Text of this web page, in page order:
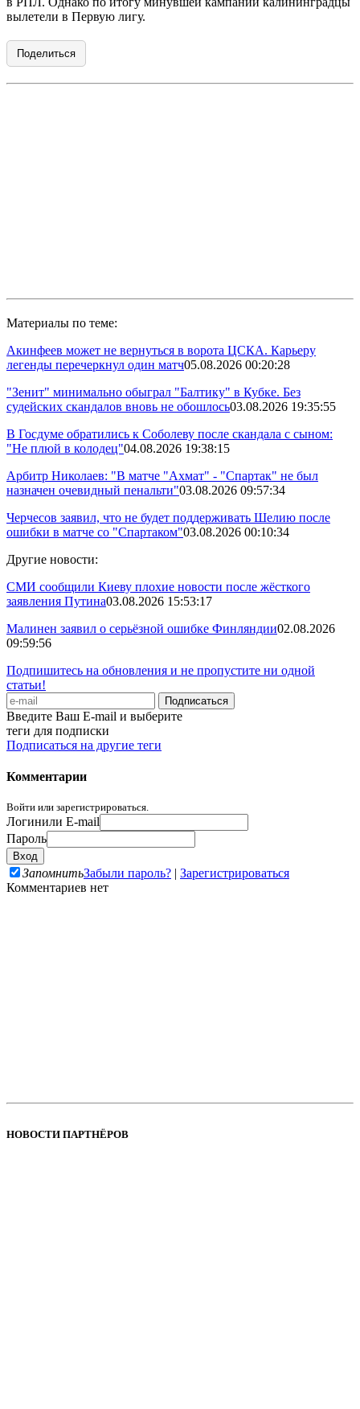
вылетели в Первую лигу.
Поделиться
Материалы по теме:
Акинфеев может не вернуться в ворота ЦСКА. Карьеру
легенды перечеркнул один матч05.08.2026 00:20:28
"Зенит" минимально обыграл "Балтику" в Кубке. Без
судейских скандалов вновь не обошлось03.08.2026 19:35:55
В Госдуме обратились к Соболеву после скандала с сыном:
"Не плюй в колодец"04.08.2026 19:38:15
Арбитр Николаев: "В матче "Ахмат" - "Спартак" не был
назначен очевидный пенальти"03.08.2026 09:57:34
Черчесов заявил, что не будет поддерживать Шелию после
ошибки в матче со "Спартаком"03.08.2026 00:10:34
Другие новости:
СМИ сообщили Киеву плохие новости после жёсткого
заявления Путина03.08.2026 15:53:17
Малинен заявил о серьёзной ошибке Финляндии02.08.2026
09:59:56
Подпишитесь на обновления и не пропустите ни одной
статьи!
Введите Ваш E-mail и выберите
теги для подписки
Подписаться на другие теги
Комментарии
Войти или зарегистрироваться.
Логинили E-mail
Пароль
ЗапомнитьЗабыли пароль? | Зарегистрироваться
Комментариев нет
НОВОСТИ ПАРТНЁРОВ